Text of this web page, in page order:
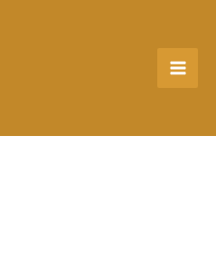
Main